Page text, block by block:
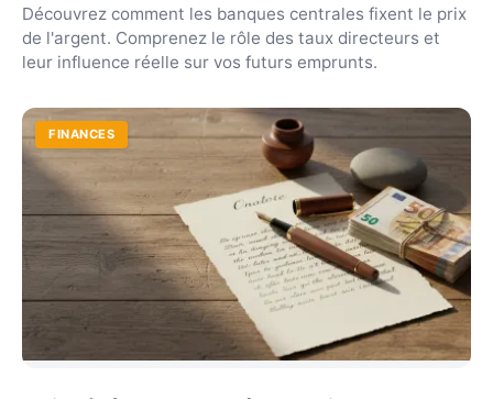
Découvrez comment les banques centrales fixent le prix
de l'argent. Comprenez le rôle des taux directeurs et
leur influence réelle sur vos futurs emprunts.
FINANCES